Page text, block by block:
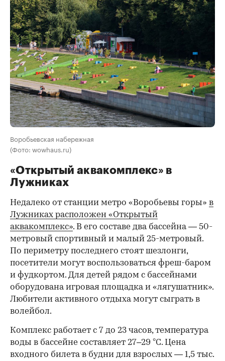
Воробьевская набережная
(Фото: wowhaus.ru)
«Открытый аквакомплекс» в
Лужниках
Недалеко от станции метро «Воробьевы горы» в
Лужниках расположен «Открытый
аквакомплекс». В его составе два бассейна — 50-
метровый спортивный и малый 25-метровый.
По периметру последнего стоят шезлонги,
посетители могут воспользоваться фреш-баром
и фудкортом. Для детей рядом с бассейнами
оборудована игровая площадка и «лягушатник».
Любители активного отдыха могут сыграть в
волейбол.
Комплекс работает с 7 до 23 часов, температура
воды в бассейне составляет 27–29 °С. Цена
входного билета в будни для взрослых — 1,5 тыс.